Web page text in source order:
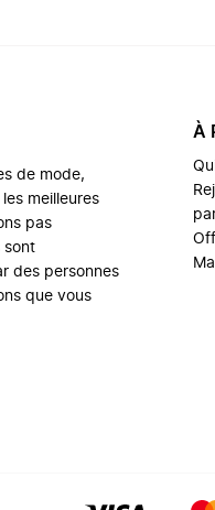
de mode,
meilleures
pas
sont
des personnes
que vous
À